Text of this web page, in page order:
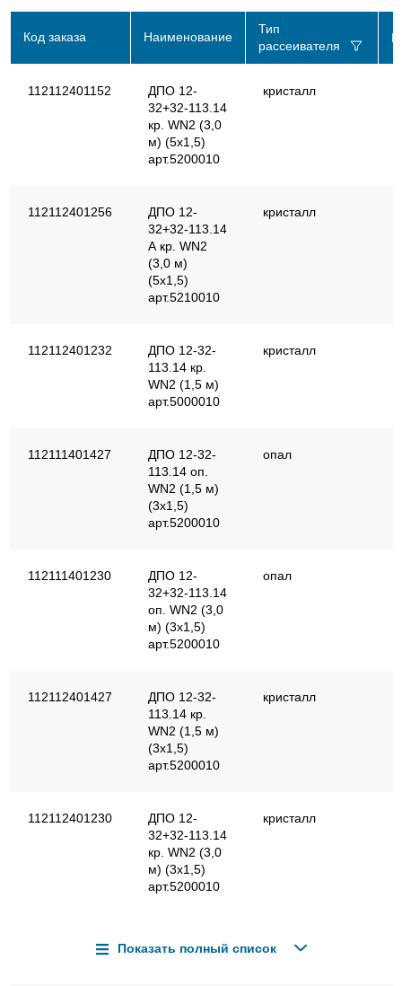
Код заказа Наименование
Тип
рассеивателя
112112401152
ДПО 12-
32+32-113.14
кр. WN2 (3,0
м) (5х1,5)
арт.5200010
кристалл
112112401256
ДПО 12-
32+32-113.14
А кр. WN2
(3,0 м)
(5х1,5)
арт.5210010
кристалл
112112401232
ДПО 12-32-
113.14 кр.
WN2 (1,5 м)
арт.5000010
кристалл
112111401427
ДПО 12-32-
113.14 оп.
WN2 (1,5 м)
(3х1,5)
арт.5200010
опал
112111401230
ДПО 12-
32+32-113.14
оп. WN2 (3,0
м) (3х1,5)
арт.5200010
опал
112112401427
ДПО 12-32-
113.14 кр.
WN2 (1,5 м)
(3х1,5)
арт.5200010
кристалл
112112401230
ДПО 12-
32+32-113.14
кр. WN2 (3,0
м) (3х1,5)
арт.5200010
кристалл
Показать полный список